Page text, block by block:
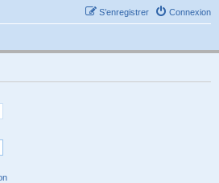
Connexion
S’enregistrer